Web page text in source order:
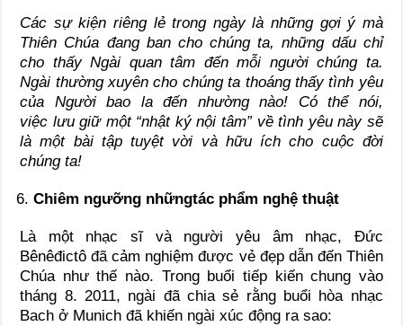
Các sự kiện riêng lẻ trong ngày là những gợi ý mà
Thiên Chúa đang ban cho chúng ta, những dấu chỉ
cho thấy Ngài quan tâm đến mỗi người chúng ta.
Ngài thường xuyên cho chúng ta thoáng thấy tình yêu
của Ngườibao la đến nhường nào! Có thể nói,
việc lưu giữ một “nhật ký nội tâm” về tình yêu này sẽ
là một bàitập tuyệt vời và hữu ích cho cuộc đời
chúng ta!
Chiêm ngưỡng nhữngtác phẩm nghệ thuật
Là một nhạc sĩ và người yêu âm nhạc, Đức
Bênêđictô đã cảm nghiệm được vẻ đẹp dẫn đến Thiên
Chúa như thế nào. Trong buổi tiếp kiến chung vào
tháng 8. 2011, ngài đã chia sẻ rằng buổi hòa nhạc
Bach ở Munich đã khiến ngài xúc động ra sao: